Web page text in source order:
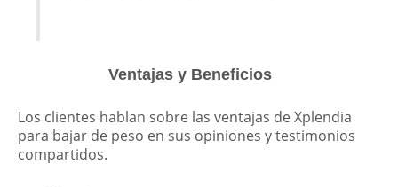
Ventajas y Beneficios
Los clientes hablan sobre las ventajas de Xplendia
para bajar de peso en sus opiniones y testimonios
compartidos.